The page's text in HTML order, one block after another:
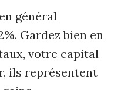
général
Gardez bien en
votre capital
ils représentent